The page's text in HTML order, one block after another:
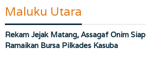
Maluku Utara
Rekam Jejak Matang, Assagaf Onim Siap
Ramaikan Bursa Pilkades Kasuba